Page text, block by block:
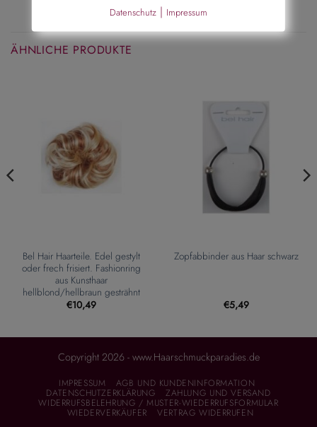
ÄHNLICHE PRODUKTE
Bel Hair Haarteile. Edel gestylt
oder frech frisiert. Fashionring
aus Kunsthaar
hellblond/hellbraun gesträhnt
€10,49
Zopfabbinder aus Haar schwarz
€5,49
Copyright 2026 - www.Haarschmuckparadies.de
IMPRESSUM AGB UND KUNDENINFORMATION
DATENSCHUTZERKLÄRUNG ZAHLUNG UND VERSAND
WIDERRUFSBELEHRUNG / MUSTER-WIEDERRUFSFORMULAR
WIEDERVERKÄUFER VERTRAG WIDERRUFEN
Datenschutz| Impressum